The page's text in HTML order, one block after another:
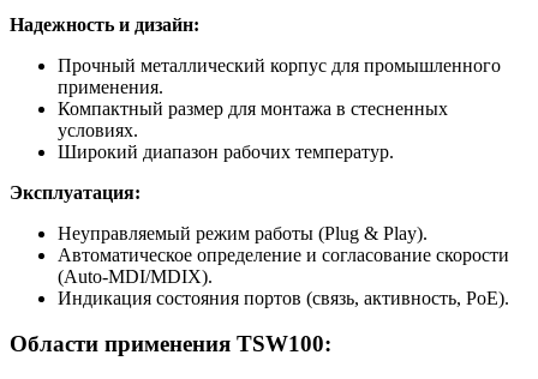
Надежность и дизайн:
Прочный металлический корпус для промышленного
применения.
Компактный размер для монтажа в стесненных
условиях.
Широкий диапазон рабочих температур.
Эксплуатация:
Неуправляемый режим работы (Plug & Play).
Автоматическое определение и согласование скорости
(Auto-MDI/MDIX).
Индикация состояния портов (связь, активность, PoE).
Области применения TSW100: